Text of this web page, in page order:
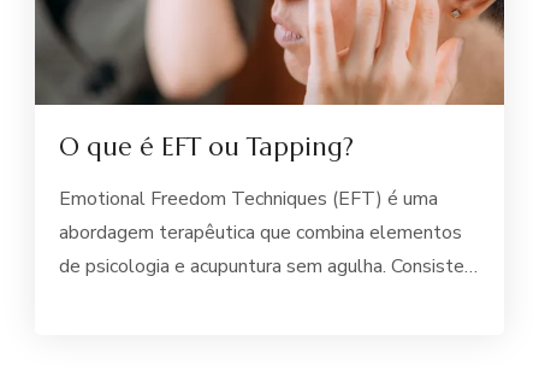
O que é EFT ou Tapping?
Emotional Freedom Techniques (EFT) é uma
abordagem terapêutica que combina elementos
de psicologia e acupuntura sem agulha. Consiste…